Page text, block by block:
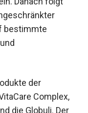
Danach folgt
bestimmte
der
Complex,